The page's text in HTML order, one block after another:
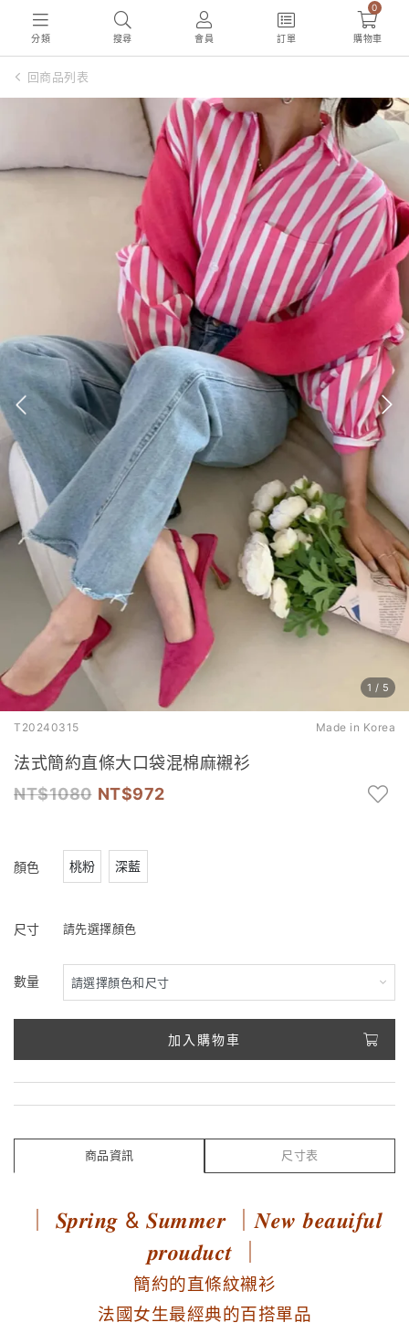
分類 搜尋 會員 訂單
0
購物車
回商品列表
1 / 5
T20240315 Made in Korea
法式簡約直條大口袋混棉麻襯衫
1080
972
顏色 桃粉 深藍
尺寸 請先選擇顏色
數量
加入購物車
商品資訊 尺寸表
｜ 𝑺𝒑𝒓𝒊𝒏𝒈 & 𝑺𝒖𝒎𝒎𝒆𝒓 ｜𝑵𝒆𝒘 𝒃𝒆𝒂𝒖𝒊𝒇𝒖𝒍
𝒑𝒓𝒐𝒖𝒅𝒖𝒄𝒕 ｜
簡約的直條紋襯衫
法國女生最經典的百搭單品